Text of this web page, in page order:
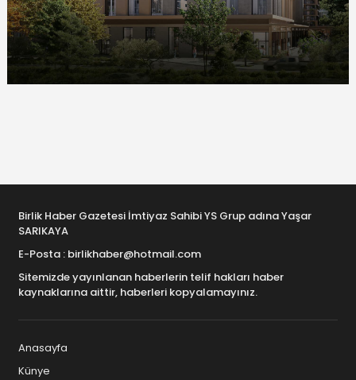
Birlik Haber Gazetesi İmtiyaz Sahibi YS Grup adına Yaşar
SARIKAYA
E-Posta : birlikhaber@hotmail.com
Sitemizde yayınlanan haberlerin telif hakları haber
kaynaklarına aittir, haberleri kopyalamayınız.
Anasayfa
Künye